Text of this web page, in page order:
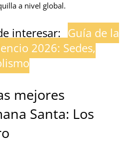
a nivel global.
interesar: Guía de la
2026: Sedes,
mejores
Santa: Los